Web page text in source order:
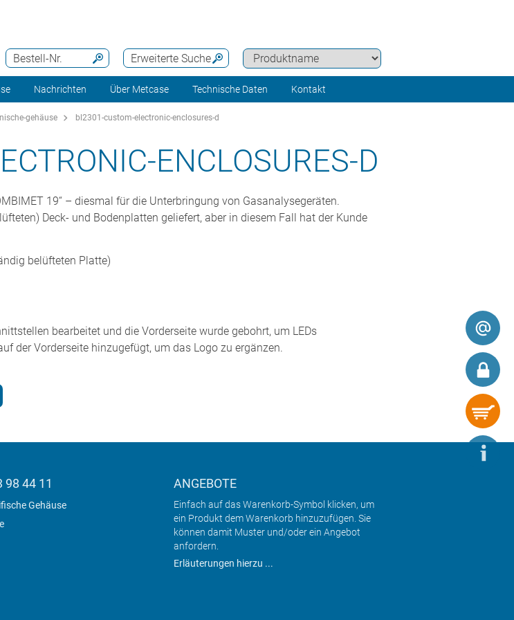
Erweiterte Suche
Bestell-Nr.
Nachrichten Über Metcase Technische Daten Kontakt
gehäuse bl2301-custom-electronic-enclosures-d
ENCLOSURES-D
19“ – diesmal für die Unterbringung von Gasanalysegeräten.
Deck- und Bodenplatten geliefert, aber in diesem Fall hat der Kunde
belüfteten Platte)
bearbeitet und die Vorderseite wurde gebohrt, um LEDs
der Vorderseite hinzugefügt, um das Logo zu ergänzen.
98 44 11
Gehäuse
ANGEBOTE
Einfach auf das Warenkorb-Symbol klicken, um
ein Produkt dem Warenkorb hinzuzufügen. Sie
können damit Muster und/oder ein Angebot
anfordern.
Erläuterungen hierzu ...